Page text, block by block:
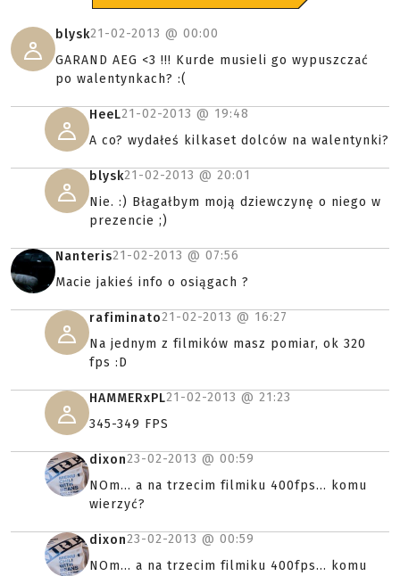
blysk21-02-2013 @ 00:00
GARAND AEG <3 !!! Kurde musieli go wypuszczać
po walentynkach? :(
HeeL21-02-2013 @ 19:48
A co? wydałeś kilkaset dolców na walentynki?
blysk21-02-2013 @ 20:01
Nie. :) Błagałbym moją dziewczynę o niego w
prezencie ;)
Nanteris21-02-2013 @ 07:56
Macie jakieś info o osiągach ?
rafiminato21-02-2013 @ 16:27
Na jednym z filmików masz pomiar, ok 320
fps :D
HAMMERxPL21-02-2013 @ 21:23
345-349 FPS
dixon23-02-2013 @ 00:59
NOm... a na trzecim filmiku 400fps... komu
wierzyć?
dixon23-02-2013 @ 00:59
NOm... a na trzecim filmiku 400fps... komu